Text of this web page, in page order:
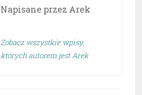
Napisane przez Arek
Zobacz wszystkie wpisy,
których autorem jest Arek